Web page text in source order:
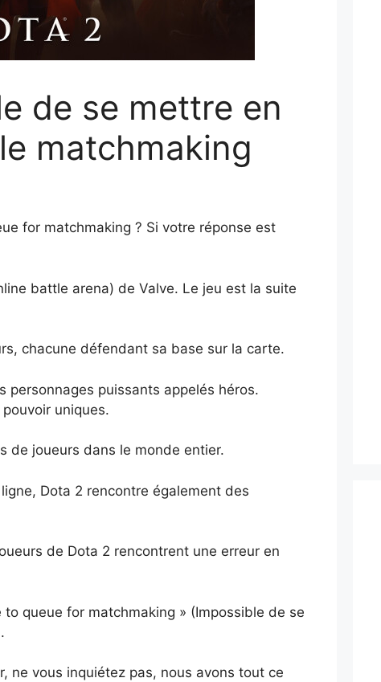
de se mettre en
matchmaking
for matchmaking ? Si votre réponse est
battle arena) de Valve. Le jeu est la suite
chacune défendant sa base sur la carte.
personnages puissants appelés héros.
pouvoir uniques.
de joueurs dans le monde entier.
Dota 2 rencontre également des
de Dota 2 rencontrent une erreur en
queue for matchmaking » (Impossible de se
ne vous inquiétez pas, nous avons tout ce